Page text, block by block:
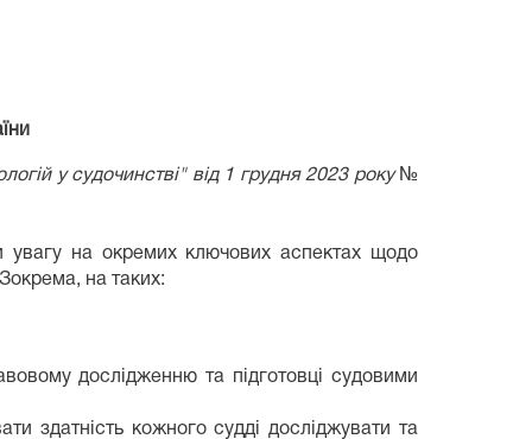
у судочинстві" від 1 грудня 2023 року№
увагу на окремих ключових аспектах щодо
на таких:
дослідженню та підготовці судовими
здатність кожного судді досліджувати та